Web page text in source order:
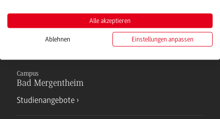
Verwaltung
Campus
Bad Mergentheim
Studienangebote
Alle akzeptieren
Ablehnen Einstellungen anpassen